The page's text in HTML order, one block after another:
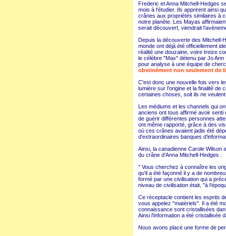
Frederic et Anna Mitchell-Hedges
mois à l'étudier. Ils apprirent ainsi
crânes aux propriétés similaires à
notre planète. Les Mayas
serait découvert, viendrait
Depuis la découverte des Mitchell-
monde ont déjà été officiellement
réalité une douzaine, voire treize
le célèbre "Max" détenu par Jo
pour analyse à une équipe de
obstinément non seulement de
C'est donc une nouvelle fois vers
lumière sur l’origine et la finalité
certaines choses, soit ils ne
Les médiums et les channels qui
anciens ont tous affirmé avoir senti
de guérir différentes personnes
ont même rapporté, grâce à des
où ces crânes avaient jadis été
d'extraordinaires banques
Ainsi, la canadienne Carole Wilson
du crâne d'Anna Mitchell-Hedges :
" Vous cherchez à connaître les
qu'il a été façonné il y a de
formé par une civilisation qui a
niveau de civilisation était, "à
Ce réceptacle contient les esprits
vous appelez "matériels". Il a été
connaissance sont cristallisées
Ainsi l'information a été cristallisée
Nous avons placé une forme de